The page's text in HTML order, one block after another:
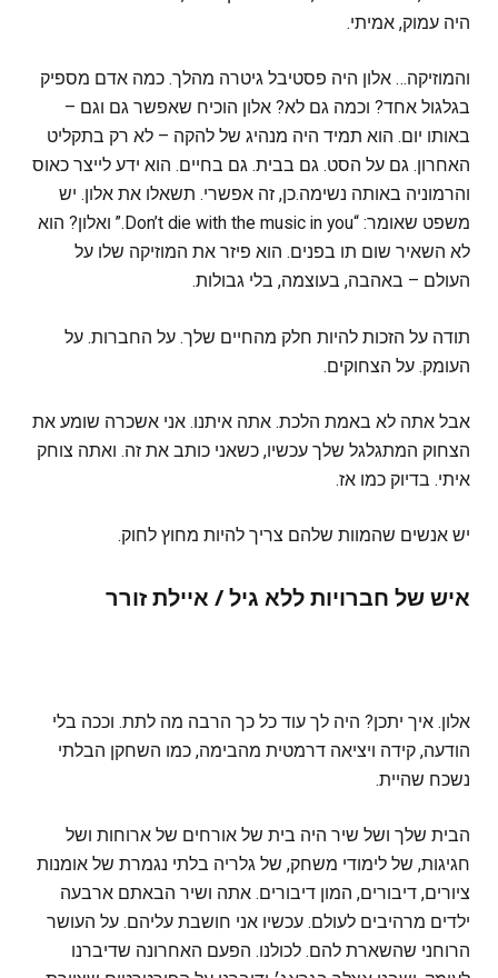
היה עמוק, אמיתי.
והמוזיקה… אלון היה פסטיבל גיטרה מהלך. כמה אדם מספיק
בגלגול אחד? וכמה גם לא? אלון הוכיח שאפשר גם וגם –
באותו יום. הוא תמיד היה מנהיג של להקה – לא רק בתקליט
האחרון. גם על הסט. גם בבית. גם בחיים. הוא ידע לייצר כאוס
והרמוניה באותה נשימה.כן, זה אפשרי. תשאלו את אלון. יש
משפט שאומר: “Don’t die with the music in you.” ואלון? הוא
לא השאיר שום תו בפנים. הוא פיזר את המוזיקה שלו על
העולם – באהבה, בעוצמה, בלי גבולות.
תודה על הזכות להיות חלק מהחיים שלך. על החברות. על
העומק. על הצחוקים.
אבל אתה לא באמת הלכת. אתה איתנו. אני אשכרה שומע את
הצחוק המתגלגל שלך עכשיו, כשאני כותב את זה. ואתה צוחק
איתי. בדיוק כמו אז.
יש אנשים שהמוות שלהם צריך להיות מחוץ לחוק.
איש של חברויות ללא גיל / איילת זורר
אלון. איך יתכן? היה לך עוד כל כך הרבה מה לתת. וככה בלי
הודעה, קידה ויציאה דרמטית מהבימה, כמו השחקן הבלתי
נשכח שהיית.
הבית שלך ושל שיר היה בית של אורחים של ארוחות ושל
חגיגות, של לימודי משחק, של גלריה בלתי נגמרת של אומנות
ציורים, דיבורים, המון דיבורים. אתה ושיר הבאתם ארבעה
ילדים מרהיבים לעולם. עכשיו אני חושבת עליהם. על העושר
הרוחני שהשארת להם. לכולנו. הפעם האחרונה שדיברנו